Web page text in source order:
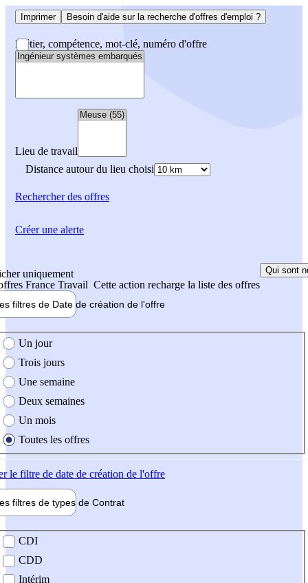
Imprimer Besoin d'aide sur la recherche d'offres d'emploi ?
Métier, compétence, mot-clé, numéro d'offre
Lieu de travail
Distance autour du lieu choisi
Rechercherdes offres
uniquement
France Travail Cette action recharge la liste des offres
Qui sont
filtres de Date de création de l'offre
création de l'offre
Un jour
Trois jours
Une semaine
Deux semaines
Un mois
Toutes les offres
le filtre de date de création de l'offre
filtres de types de Contrat
contrat
CDI
CDD
Intérim
Créer une alerte